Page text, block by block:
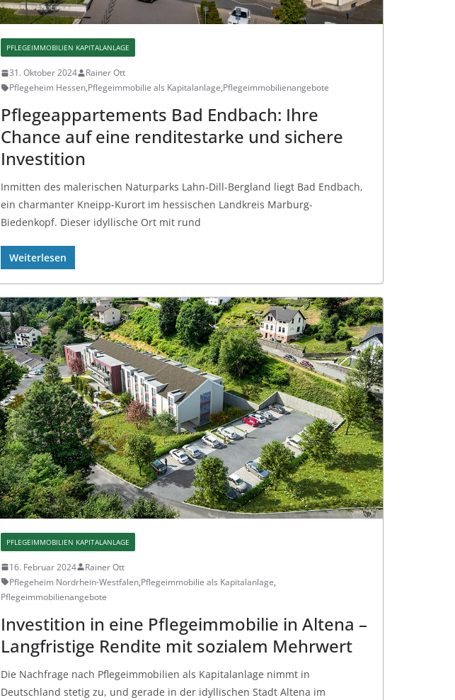
PFLEGEIMMOBILIEN KAPITALANLAGE
31. Oktober 2024
Rainer Ott
Pflegeheim Hessen,Pflegeimmobilie als Kapitalanlage,Pflegeimmobilienangebote
Pflegeappartements Bad Endbach: Ihre
Chance auf eine renditestarke und sichere
Investition
Inmitten des malerischen Naturparks Lahn-Dill-Bergland liegt Bad Endbach,
ein charmanter Kneipp-Kurort im hessischen Landkreis Marburg-
Biedenkopf. Dieser idyllische Ort mit rund
Weiterlesen
PFLEGEIMMOBILIEN KAPITALANLAGE
16. Februar 2024
Rainer Ott
Pflegeheim Nordrhein-Westfalen,Pflegeimmobilie als Kapitalanlage,
Pflegeimmobilienangebote
Investition in eine Pflegeimmobilie in Altena –
Langfristige Rendite mit sozialem Mehrwert
Die Nachfrage nach Pflegeimmobilien als Kapitalanlage nimmt in
Deutschland stetig zu, und gerade in der idyllischen Stadt Altena im